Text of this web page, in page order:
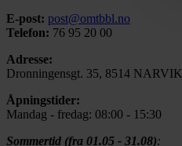
E-post: post@omtbbl.no
Telefon: 76 95 20 00
Adresse:
Dronningensgt. 35, 8514 NARVIK
Åpningstider:
Mandag - fredag: 08:00 - 15:30
Sommertid (fra 01.05 - 31.08):